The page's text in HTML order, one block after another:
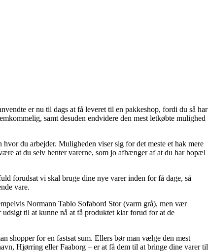
er nu til dags at få leveret til en pakkeshop, fordi du så har
samt desuden endvidere den mest letkøbte mulighed
du arbejder. Muligheden viser sig for det meste et hak mere
at du selv henter varerne, som jo afhænger af at du har bopæl
forudsat vi skal bruge dine nye varer inden for få dage, så
vare.
Normann Tablo Sofabord Stor (varm grå), men vær
til at kunne nå at få produktet klar forud for at de
shopper for en fastsat sum. Ellers bør man vælge den mest
Hjørring eller Faaborg – er at få dem til at bringe dine varer til